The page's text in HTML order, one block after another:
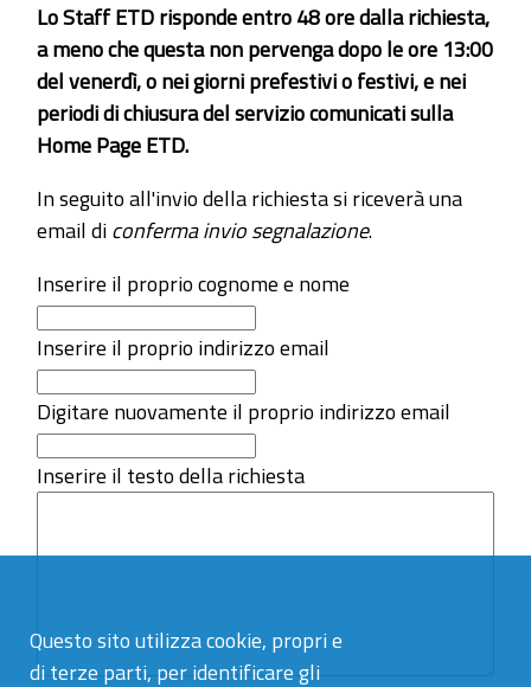
Questo sito utilizza cookie, propri e
di terze parti, per identificare gli
Lo Staff ETD risponde entro 48 ore dalla richiesta,
a meno che questa non pervenga dopo le ore 13:00
del venerdì, o nei giorni prefestivi o festivi, e nei
periodi di chiusura del servizio comunicati sulla
Home Page ETD.
In seguito all'invio della richiesta si riceverà una
email diconferma invio segnalazione.
Inserire il proprio cognome e nome
Inserire il proprio indirizzo email
Digitare nuovamente il proprio indirizzo email
Inserire il testo della richiesta